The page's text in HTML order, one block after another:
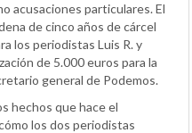
acusaciones particulares. El
de cinco años de cárcel
los periodistas Luis R. y
de 5.000 euros para la
general de Podemos.
hechos que hace el
los dos periodistas